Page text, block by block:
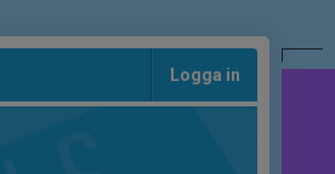
Logga in